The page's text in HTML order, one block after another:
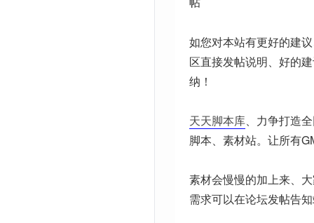
帖
如您对本站有更好的建
区直接发帖说明、好的
纳！
天天脚本库、力争打造
脚本、素材站。让所有
素材会慢慢的加上来、
需求可以在论坛发帖告